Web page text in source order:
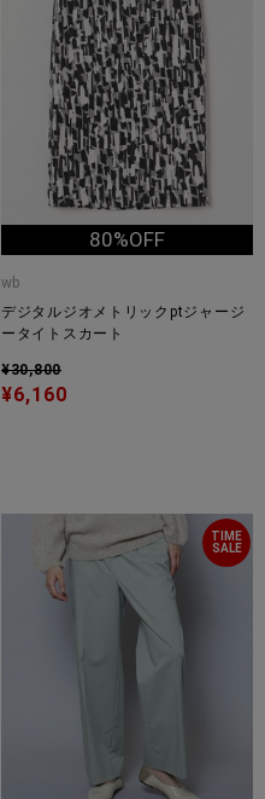
80%OFF
wb
デジタルジオメトリックptジャージ
ータイトスカート
¥30,800
¥6,160
TIME
SALE